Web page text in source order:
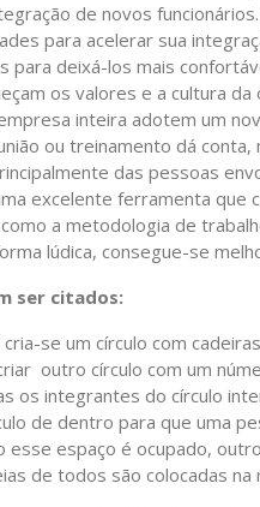
de novos
para acelerar sua
para deixá-los mais
os valores e a cultura da
inteira adotem um
ou treinamento dá
das pessoas
excelente ferramenta que
a metodologia de
lúdica, consegue-se
ser citados:
se um círculo com
outro círculo com um
os integrantes do círculo
de dentro para que uma
esse espaço é ocupado,
de todos são colocadas